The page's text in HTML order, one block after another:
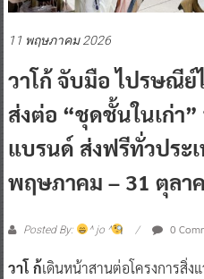
11 พฤษภาคม 2026
วาโก้ จับมือ ไปรษณี
ส่งต่อ “ชุดชั้นในเก่า
แบรนด์ ส่งฟรีทั่วประ
พฤษภาคม – 31 ตุลา
Posted By: ^ jo ^ 0
วาโ ก้เดินหน้าสานต่อโครงการสิ่ง